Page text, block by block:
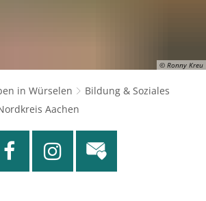
© Ronny Kreu
in Würselen
Bildung & Soziales
Aachen